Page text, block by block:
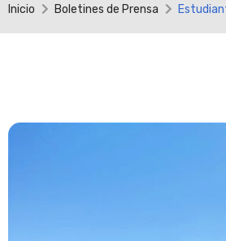
Inicio Boletines de Prensa